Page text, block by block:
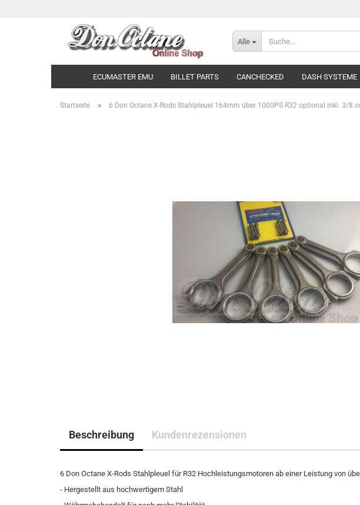
Alle
ECUMASTER EMU BILLET PARTS CANCHECKED DASH SYSTEME
Startseite » 6 Don Octane X-Rods Stahlpleuel 164mm über 1000PS R32 optional inkl. 3/8
Beschreibung Kundenrezensionen
6 Don Octane X-Rods Stahlpleuel für R32 Hochleistungsmotoren ab einer Leistung von
- Hergestellt aus hochwertigem Stahl